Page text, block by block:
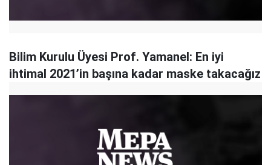
Bilim Kurulu Üyesi Prof. Yamanel: En iyi
ihtimal 2021’in başına kadar maske takacağız